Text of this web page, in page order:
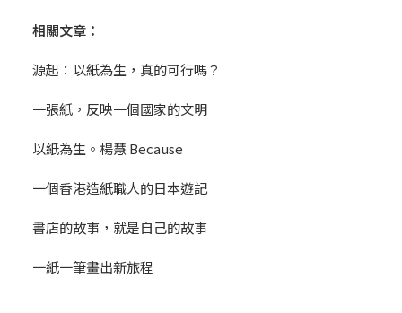
相關文章：
源起：以紙為生，真的可行嗎？
一張紙，反映一個國家的文明
以紙為生。楊慧 Because
一個香港造紙職人的日本遊記
書店的故事，就是自己的故事
一紙一筆畫出新旅程